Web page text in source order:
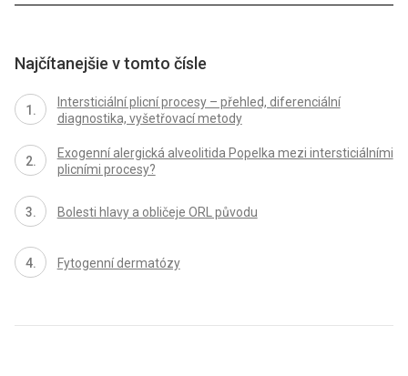
Najčítanejšie v tomto čísle
Intersticiální plicní procesy – přehled, diferenciální
diagnostika, vyšetřovací metody
Exogenní alergická alveolitida Popelka mezi intersticiálními
plicními procesy?
Bolesti hlavy a obličeje ORL původu
Fytogenní dermatózy